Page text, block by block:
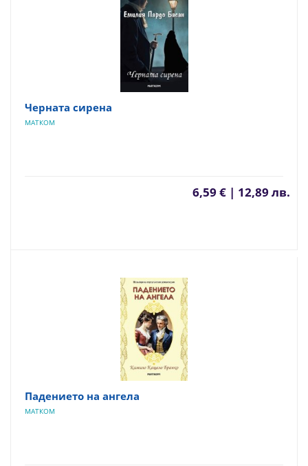
Черната сирена
МАТКОМ
6,59 € | 12,89 лв.
Падението на ангела
МАТКОМ